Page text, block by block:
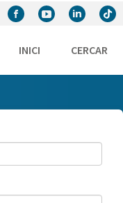
INICI CERCAR